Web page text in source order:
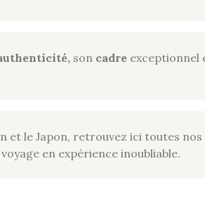
son cadre exceptionnel
et le Japon, retrouvez ici toutes nos
en expérience inoubliable.